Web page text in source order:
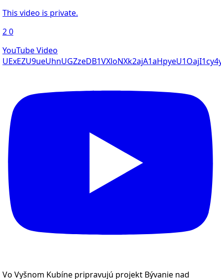
This video is private.
20
YouTube Video
Vo Vyšnom Kubíne pripravujú projekt Bývanie nad